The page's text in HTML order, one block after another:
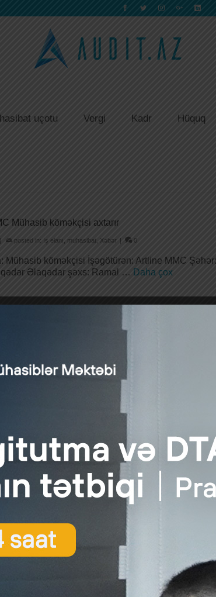
uçotu Vergi Kadr Hüquq
Mühasib köməkçisi axtarır
| posted in: İş elanı muhasibat, Xəbər | 0
Mühasib köməkçisi İşəgötürən: Artline MMC
Əlaqədar şəxs: Ramal … Daha çox
500 manat əmək haqqı ilə mühasib (1C operator)